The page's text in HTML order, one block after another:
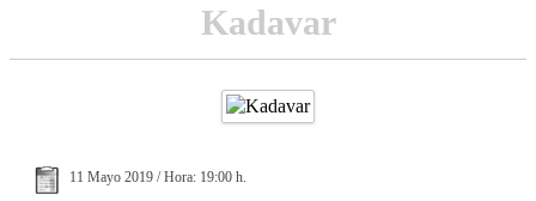
Kadavar
11 Mayo 2019 / Hora: 19:00 h.